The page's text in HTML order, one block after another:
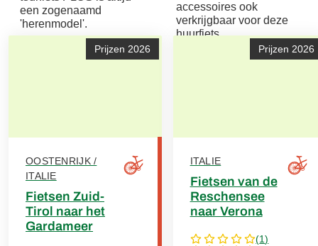
een zogenaamd
'herenmodel'.
accessoires ook
verkrijgbaar voor deze
huurfiets.
Prijzen 2026
OOSTENRIJK /
ITALIE
Fietsen Zuid-
Tirol naar het
Gardameer
Prijzen 2026
ITALIE
Fietsen van de
Reschensee
naar Verona
(1)